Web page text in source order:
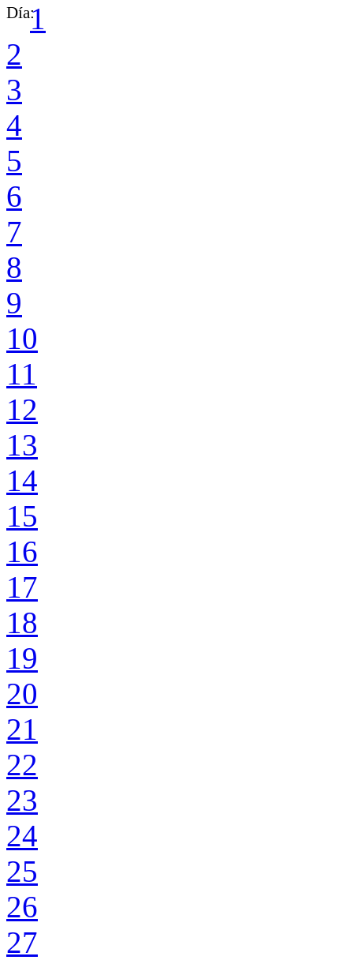
Día:1
2
3
4
5
6
7
8
9
10
11
12
13
14
15
16
17
18
19
20
21
22
23
24
25
26
27